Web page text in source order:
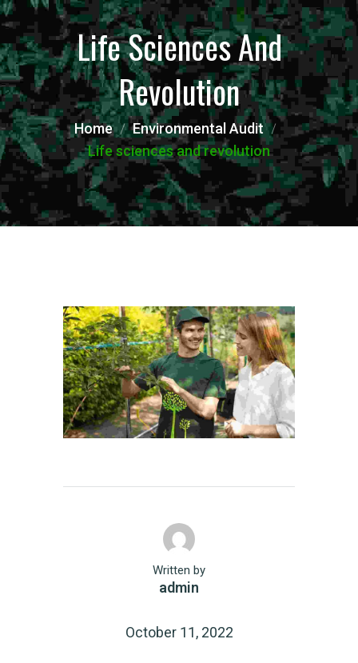
Life Sciences And
Revolution
Home
Environmental Audit
Life sciences and revolution
Written by
admin
October 11, 2022